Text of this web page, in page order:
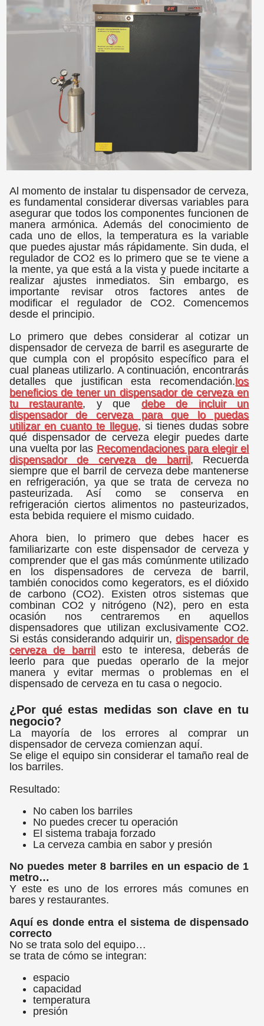
Al momento de instalar tu dispensador de cerveza,
es fundamental considerar diversas variables para
asegurar que todos los componentes funcionen de
manera armónica. Además del conocimiento de
cada uno de ellos, la temperatura es la variable
que puedes ajustar más rápidamente. Sin duda, el
regulador de CO2 es lo primero que se te viene a
la mente, ya que está a la vista y puede incitarte a
realizar ajustes inmediatos. Sin embargo, es
importante revisar otros factores antes de
modificar el regulador de CO2. Comencemos
desde el principio.
Lo primero que debes considerar al cotizar un
dispensador de cerveza de barril es asegurarte de
que cumpla con el propósito específico para el
cual planeas utilizarlo. A continuación, encontrarás
detalles que justifican esta recomendación.los
beneficios de tener un dispensador de cerveza en
tu restaurante, y que debe de incluir un
dispensador de cerveza para que lo puedas
utilizar en cuanto te llegue, si tienes dudas sobre
qué dispensador de cerveza elegir puedes darte
una vuelta por las Recomendaciones para elegir el
dispensador de cerveza de barril, Recuerda
siempre que el barril de cerveza debe mantenerse
en refrigeración, ya que se trata de cerveza no
pasteurizada. Así como se conserva en
refrigeración ciertos alimentos no pasteurizados,
esta bebida requiere el mismo cuidado.
Ahora bien, lo primero que debes hacer es
familiarizarte con este dispensador de cerveza y
comprender que el gas más comúnmente utilizado
en los dispensadores de cerveza de barril,
también conocidos como kegerators, es el dióxido
de carbono (CO2). Existen otros sistemas que
combinan CO2 y nitrógeno (N2), pero en esta
ocasión nos centraremos en aquellos
dispensadores que utilizan exclusivamente CO2.
Si estás considerando adquirir un, dispensador de
cerveza de barrilesto te interesa, deberás de
leerlo para que puedas operarlo de la mejor
manera y evitar mermas o problemas en el
dispensado de cerveza en tu casa o negocio.
¿Por qué estas medidas son clave en tu
negocio?
La mayoría de los errores al comprar un
dispensador de cerveza comienzan aquí.
Se elige el equipo sin considerar el tamaño real de
los barriles.
Resultado:
No caben los barriles
No puedes crecer tu operación
El sistema trabaja forzado
La cerveza cambia en sabor y presión
No puedes meter 8 barriles en un espacio de 1
metro…
Y este es uno de los errores más comunes en
bares y restaurantes.
Aquí es donde entra el sistema de dispensado
correcto
No se trata solo del equipo…
se trata de cómo se integran:
espacio
capacidad
temperatura
presión